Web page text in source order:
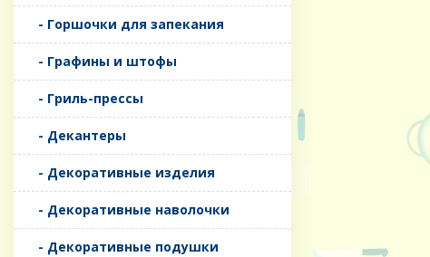
- Горшочки для запекания
- Графины и штофы
- Гриль-прессы
- Декантеры
- Декоративные изделия
- Декоративные наволочки
- Декоративные подушки